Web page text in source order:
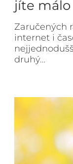
jíte málo
Zaručených
internet i
druhý…